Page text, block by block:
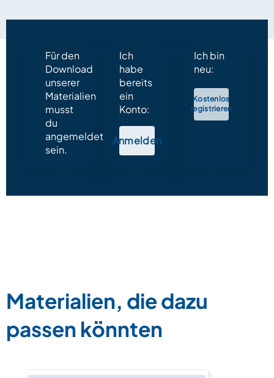
Für den
Download
unserer
Materialien
musst
du
angemeldet
sein.
Ich
habe
bereits
ein
Konto:
Anmelden
Ich bin
neu:
Kostenlos
registrieren
Materialien, die dazu
passen könnten